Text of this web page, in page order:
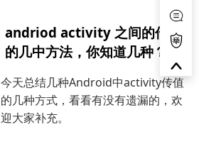
andriod activity 之间的传值
的几中方法，你知道几种？
今天总结几种Android中activity传值
的几种方式，看看有没有遗漏的，欢
迎大家补充。